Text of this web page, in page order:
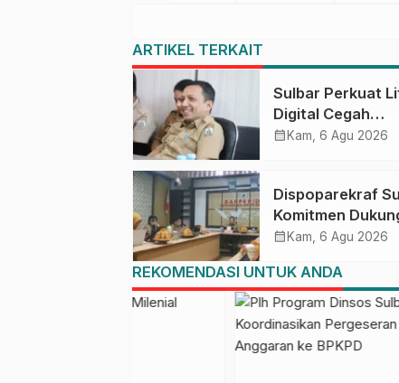
ARTIKEL TERKAIT
Sulbar Perkuat
Digital Cegah
Kejahatan Love
calendar_month Kam, 6 Agu 2026
Dispoparekraf
Komitmen
Penyusunan RAD
Barat
calendar_month Kam, 6 Agu 2026
REKOMENDASI UNTUK ANDA